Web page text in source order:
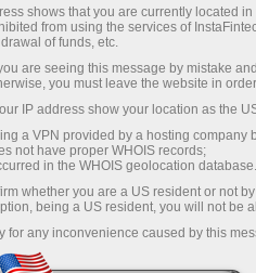
22.04.2020:
Reviews:
22nd
เปิดบัญชีซื้
เปิดบัญชี
shows that you are currently located
from using the services of
of funds, etc.
are seeing this message by mistake
you must leave the website in
IP address show your location as the
a VPN provided by a hosting company
not have proper WHOIS records;
in the WHOIS geolocation database.
whether you are a US resident or not
being a US resident, you will not be
for any inconvenience caused by this